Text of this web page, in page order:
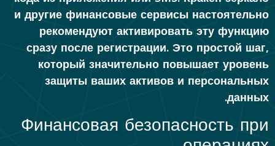
и другие финансовые сервисы настоятельно
рекомендуют активировать эту функцию
сразу после регистрации. Это простой шаг,
который значительно повышает уровень
защиты ваших активов и персональных
данных.
Финансовая безопасность при